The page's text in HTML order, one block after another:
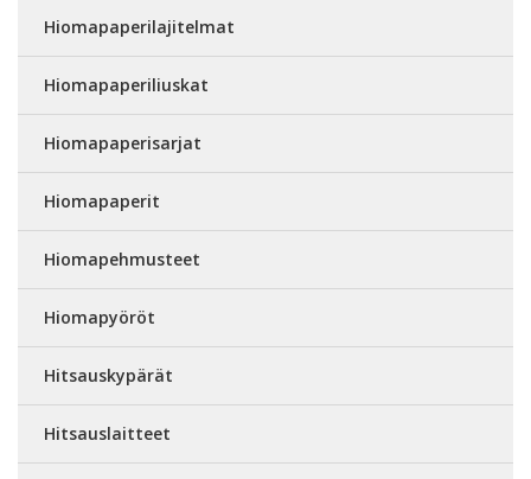
Hiomapaperilajitelmat
Hiomapaperiliuskat
Hiomapaperisarjat
Hiomapaperit
Hiomapehmusteet
Hiomapyöröt
Hitsauskypärät
Hitsauslaitteet